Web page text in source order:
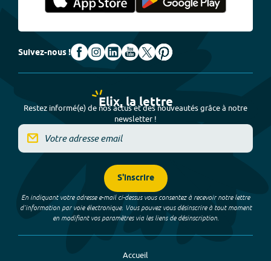
Suivez-nous !
Elix, la lettre
Restez informé(e) de nos actus et des nouveautés grâce à notre
newsletter !
S'inscrire
En indiquant votre adresse e-mail ci-dessus vous consentez à recevoir notre lettre
d’information par voie électronique. Vous pouvez vous désinscrire à tout moment
en modifiant vos paramètres via les liens de désinscription.
Accueil